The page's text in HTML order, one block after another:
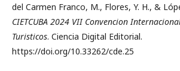
del Carmen Franco, M., Flores, Y. H., &
CIETCUBA 2024 VII Convencion
Turisticos. Ciencia Digital Editorial.
https://doi.org/10.33262/cde.25